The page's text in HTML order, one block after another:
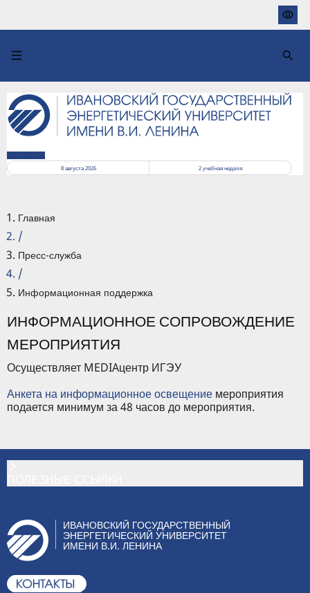
основному
8 августа 2026
2учебная неделя
Главная
/
Пресс-служба
/
Информационная поддержка
ИНФОРМАЦИОННОЕ СОПРОВОЖДЕНИЕ
МЕРОПРИЯТИЯ
Осуществляет MEDIAцентр ИГЭУ
Анкета на информационное освещение мероприятия
подается минимум за 48 часов до мероприятия.
ИВАНОВСКИЙ ГОСУДАРСТВЕННЫЙ
ЭНЕРГЕТИЧЕСКИЙ УНИВЕРСИТЕТ
ИМЕНИ В.И. ЛЕНИНА